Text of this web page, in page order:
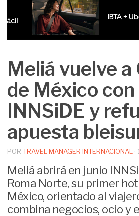
Meliá vuelve a
de México con
INNSiDE y
apuesta
POR TRAVEL MANAGER INTERNACIONAL ·
Meliá abrirá en junio
Roma Norte, su primer
México, orientado al
combina negocios, ocio y